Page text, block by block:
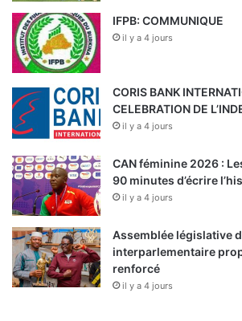
IFPB: COMMUNIQUE
il y a 4 jours
CORIS BANK
CELEBRATION DE
il y a 4 jours
CAN féminine 2026 :
90 minutes d’écrire
il y a 4 jours
Assemblée législative
interparlementaire
renforcé
il y a 4 jours